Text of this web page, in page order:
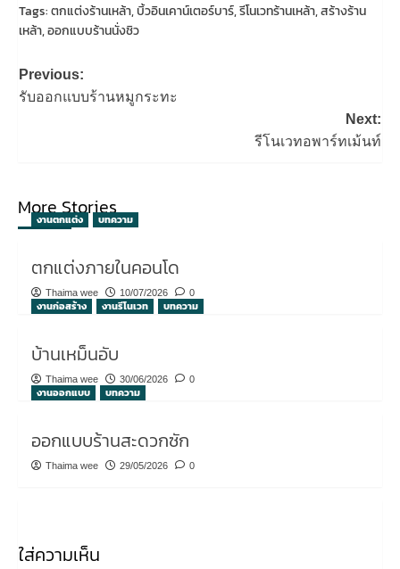
Tags:ตกแต่งร้านเหล้า,บิ้วอินเคาน์เตอร์บาร์,รีโนเวทร้านเหล้า,สร้างร้าน
เหล้า,ออกแบบร้านนั่งชิว
Post
navigation
Previous:
รับออกแบบร้านหมูกระทะ
Next:
รีโนเวทอพาร์ทเม้นท์
More Stories
งานตกแต่ง บทความ
ตกแต่งภายในคอนโด
Thaima wee 10/07/2026 0
งานก่อสร้าง งานรีโนเวท บทความ
บ้านเหม็นอับ
Thaima wee 30/06/2026 0
งานออกแบบ บทความ
ออกแบบร้านสะดวกซัก
Thaima wee 29/05/2026 0
ใส่ความเห็น